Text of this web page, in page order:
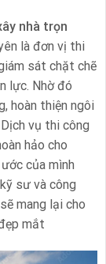
nhà trọn
là đơn vị thi
sát chặt chẽ
lực. Nhờ đó
hoàn thiện ngôi
vụ thi công
hảo cho
của mình
sư và công
mang lại cho
mắt